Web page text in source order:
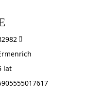
lat